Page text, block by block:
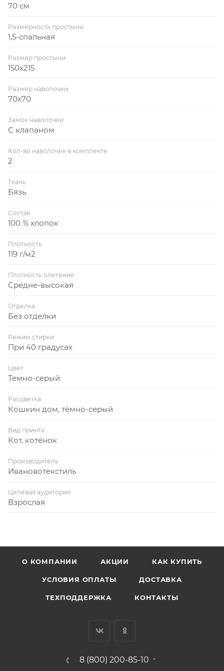
70 см
Размерность простыни
1,5-спальная
Размер простыни
150x215
Размер наволочки
70x70
Замок наволочки
С клапаном
Кол-во наволочек в комплекте
2
Ткань
Бязь
Состав
100 % хлопок
Плотность
119 г/м2
Плотность плетения
Средне-высокая
Отделка
Без отделки
Режим стирки
При 40 градусах
Цвет
Темно-серый
Расцветка
Кошкин дом, тёмно-серый
Вид принта
Кот, котёнок
Производитель
Ивановотекстиль
Целевая аудитория
Взрослая
О КОМПАНИИ АКЦИИ КАК КУПИТЬ
УСЛОВИЯ ОПЛАТЫ ДОСТАВКА
ТЕХПОДДЕРЖКА КОНТАКТЫ
8 (800) 200-85-10